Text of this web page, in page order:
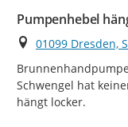
Pumpenhebel
Ort
01099 Dresden,
Schwengel hat
hängt locker.